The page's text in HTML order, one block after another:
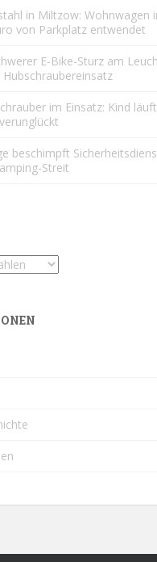
in Miltzow: Wohnwagen
von Parkplatz entwendet
E-Bike-Sturz am
im Einsatz: Kind
beschimpft
Streit